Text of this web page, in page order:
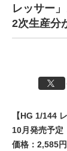
レッサー
2次生産分
【HG 1/144
10月発売予定
価格：2,585円